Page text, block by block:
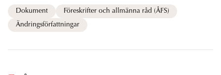
Dokument
Föreskrifter och allmänna råd (ÅFS)
Ändringsförfattningar